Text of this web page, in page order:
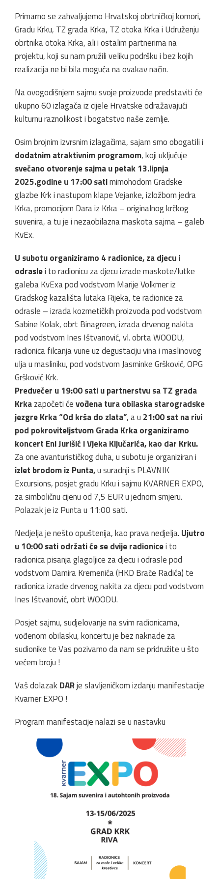
Primarno se zahvaljujemo Hrvatskoj obrtničkoj komori,
Gradu Krku, TZ grada Krka, TZ otoka Krka i Udruženju
obrtnika otoka Krka, ali i ostalim partnerima na
projektu, koji su nam pružili veliku podršku i bez kojih
realizacija ne bi bila moguća na ovakav način.
Na ovogodišnjem sajmu svoje proizvode predstaviti će
ukupno 60 izlagača iz cijele Hrvatske odražavajući
kulturnu raznolikost i bogatstvo naše zemlje.
Osim brojnim izvrsnim izlagačima, sajam smo obogatili i
dodatnim atraktivnim programom, koji uključuje
svečano otvorenje sajma u petak 13.lipnja
2025.godine u 17:00 satimimohodom Gradske
glazbe Krk i nastupom klape Vejanke, izložbom jedra
Krka, promocijom Dara iz Krka – originalnog krčkog
suvenira, a tu je i nezaobilazna maskota sajma – galeb
KvEx.
U subotu organiziramo 4 radionice, za djecu i
odraslei to radionicu za djecu izrade maskote/lutke
galeba KvExa pod vodstvom Marije Volkmer iz
Gradskog kazališta lutaka Rijeka, te radionice za
odrasle – izrada kozmetičkih proizvoda pod vodstvom
Sabine Kolak, obrt Binagreen, izrada drvenog nakita
pod vodstvom Ines Ištvanović, vl. obrta WOODU,
radionica filcanja vune uz degustaciju vina i maslinovog
ulja u masliniku, pod vodstvom Jasminke Gršković, OPG
Gršković Krk.
Predvečer u 19:00 sati u partnerstvu sa TZ grada
Krkazapočeti ćevođena tura obilaska starogradske
jezgre Krka “Od krša do zlata”, a u 21:00 sat na rivi
pod pokroviteljstvom Grada Krka organiziramo
koncert Eni Jurišić i Vjeka Ključarića, kao dar Krku.
Za one avanturističkog duha, u subotu je organiziran i
izlet brodom iz Punta,u suradnji s PLAVNIK
Excursions, posjet gradu Krku i sajmu KVARNER EXPO,
za simboličnu cijenu od 7,5 EUR u jednom smjeru.
Polazak je iz Punta u 11:00 sati.
Nedjelja je nešto opuštenija, kao prava nedjelja. Ujutro
u 10:00 sati održati će se dvije radionicei to
radionica pisanja glagoljice za djecu i odrasle pod
vodstvom Damira Kremenića (HKD Braće Radića) te
radionica izrade drvenog nakita za djecu pod vodstvom
Ines Ištvanović, obrt WOODU.
Posjet sajmu, sudjelovanje na svim radionicama,
vođenom obilasku, koncertu je bez naknade za
sudionike te Vas pozivamo da nam se pridružite u što
većem broju !
Vaš dolazak DARje slavljeničkom izdanju manifestacije
Kvarner EXPO !
Program manifestacije nalazi se u nastavku